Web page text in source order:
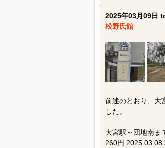
2025年03月09日
松野氏館
前述のとおり、大
した。
大宮駅～団地南ま
260円